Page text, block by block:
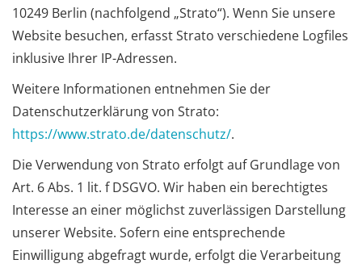
10249 Berlin (nachfolgend „Strato“). Wenn Sie unsere
Website besuchen, erfasst Strato verschiedene Logfiles
inklusive Ihrer IP-Adressen.
Weitere Informationen entnehmen Sie der
Datenschutzerklärung von Strato:
https://www.strato.de/datenschutz/.
Die Verwendung von Strato erfolgt auf Grundlage von
Art. 6 Abs. 1 lit. f DSGVO. Wir haben ein berechtigtes
Interesse an einer möglichst zuverlässigen Darstellung
unserer Website. Sofern eine entsprechende
Einwilligung abgefragt wurde, erfolgt die Verarbeitung